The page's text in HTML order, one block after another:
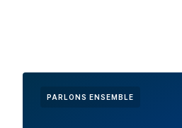
PARLONS ENSEMBLE